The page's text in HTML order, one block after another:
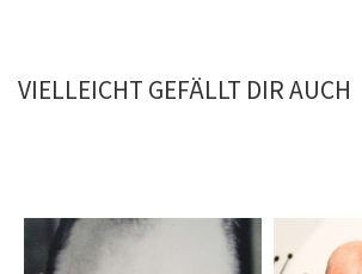
VIELLEICHT GEFÄLLT DIR AUCH